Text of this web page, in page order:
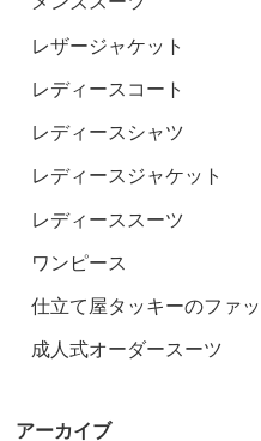
レザージャケット
レディースコート
レディースシャツ
レディースジャケット
レディーススーツ
ワンピース
仕立て屋タッキーのファ
成人式オーダースーツ
アーカイブ